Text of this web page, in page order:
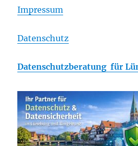
Impressum
Datenschutz
Datenschutzberatung für